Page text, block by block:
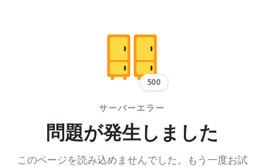
500
サーバーエラー
問題が発生しました
このページを読み込めませんでした。もう一度お試